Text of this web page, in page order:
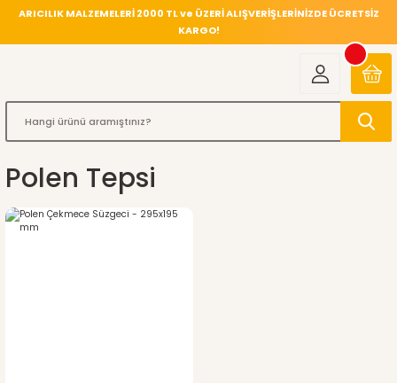
ARICILIK MALZEMELERİ 2000 TL ve ÜZERİ ALIŞVERİŞLERİNİZDE ÜCRETSİZ
KARGO!
Polen Tepsi